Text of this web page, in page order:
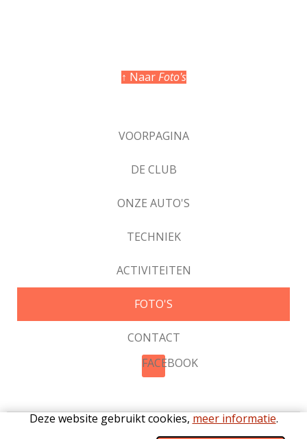
Deze website gebruikt cookies, meer informatie.
↑ NaarFoto's
VOORPAGINA
DE CLUB
ONZE AUTO'S
TECHNIEK
ACTIVITEITEN
FOTO'S
CONTACT
FACEBOOK
Privacy|Cookies|Statuten